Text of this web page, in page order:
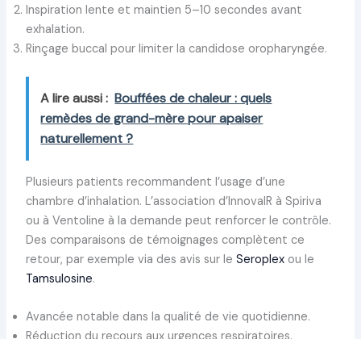
Inspiration lente et maintien 5–10 secondes avant
exhalation.
Rinçage buccal pour limiter la candidose oropharyngée.
A lire aussi : Bouffées de chaleur : quels
remèdes de grand-mère pour apaiser
naturellement ?
Plusieurs patients recommandent l’usage d’une
chambre d’inhalation. L’association d’InnovaIR à Spiriva
ou à Ventoline à la demande peut renforcer le contrôle.
Des comparaisons de témoignages complètent ce
retour, par exemple via des avis sur le Seroplexou le
Tamsulosine.
Avancée notable dans la qualité de vie quotidienne.